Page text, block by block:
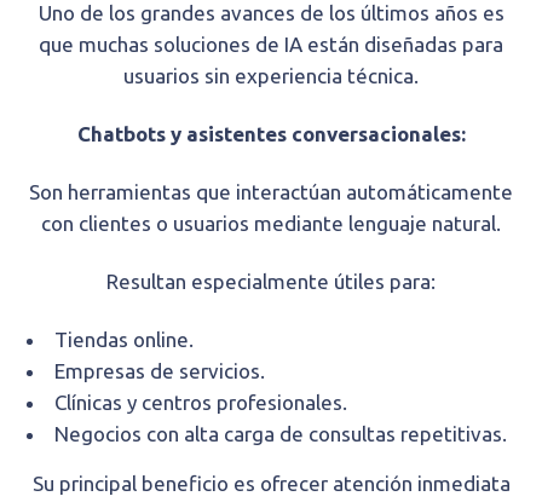
Uno de los grandes avances de los últimos años es
que muchas soluciones de IA están diseñadas para
usuarios sin experiencia técnica.
Chatbots y asistentes conversacionales:
Son herramientas que interactúan automáticamente
con clientes o usuarios mediante lenguaje natural.
Resultan especialmente útiles para:
Tiendas online.
Empresas de servicios.
Clínicas y centros profesionales.
Negocios con alta carga de consultas repetitivas.
Su principal beneficio es ofrecer atención inmediata